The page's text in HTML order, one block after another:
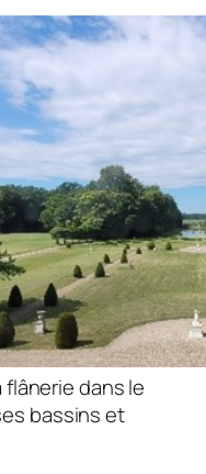
flânerie dans le
bassins et